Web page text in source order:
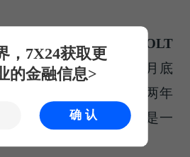
，
但此前公布的4月JOLT
示了硬币的另一面。
4月底
至761.8万个，创下近两年
非市场过热，而更像是一
，7X24获取更
的金融信息>
确认